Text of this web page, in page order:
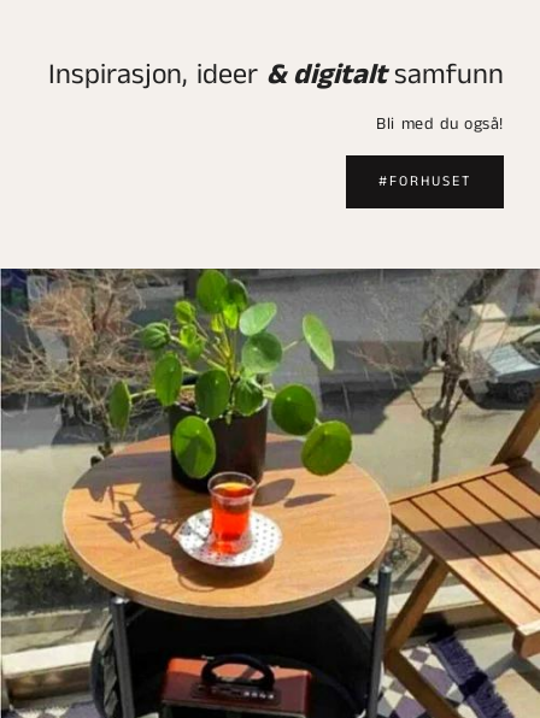
Inspirasjon, ideer & digitaltsamfunn
Bli med du også!
#FORHUSET